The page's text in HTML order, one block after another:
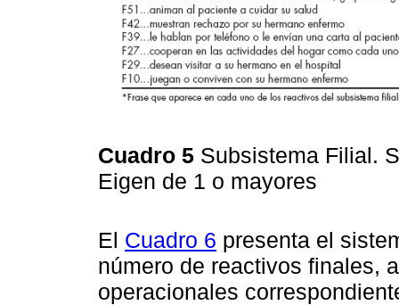
Cuadro 5 Subsistema Filial.
Eigen de 1 o mayores
El Cuadro 6 presenta el
número de reactivos finales,
operacionales